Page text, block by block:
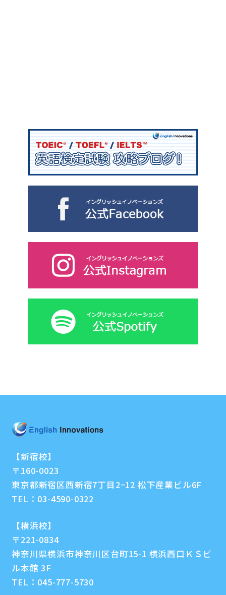
【新宿校】
〒160-0023
東京都新宿区西新宿7丁目2−12 松下産業ビル6F
TEL： 03-4590-0322
【横浜校】
〒221-0834
神奈川県横浜市神奈川区台町15-1 横浜西口ＫＳビ
ル本館 3F
TEL： 045-777-5730